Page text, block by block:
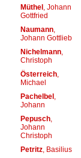
Müthel, Johann
Gottfried
Naumann,
Johann Gottlieb
Nichelmann,
Christoph
Österreich,
Michael
Pachelbel,
Johann
Pepusch,
Johann
Christoph
Petritz, Basilius